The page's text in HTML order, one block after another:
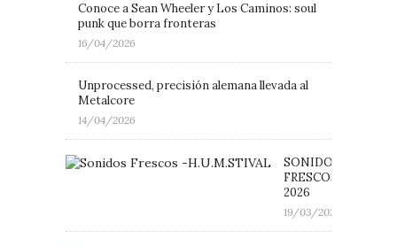
Conoce a Sean Wheeler y Los Caminos: soul
punk que borra fronteras
16/04/2026
Unprocessed, precisión alemana llevada al
Metalcore
14/04/2026
SONIDOS
FRESCOS:
2026
19/03/2026